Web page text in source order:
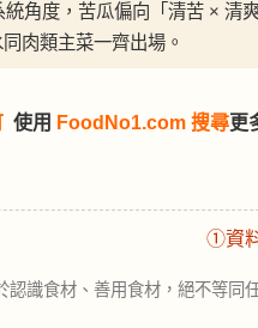
統角度，苦瓜偏向「清苦 × 清
肉類主菜一齊出場。
使用 FoodNo1.com 搜尋更
①資
識食材、善用食材，絕不等同